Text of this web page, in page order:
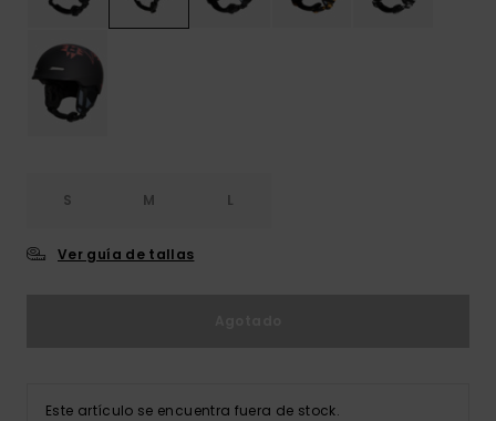
S M L
Ver guía de tallas
Este artículo se encuentra fuera de stock.